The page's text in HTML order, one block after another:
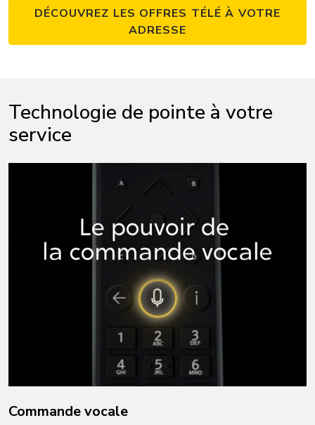
DÉCOUVREZ LES OFFRES TÉLÉ À VOTRE
ADRESSE
Technologie de pointe à votre
service
Commande vocale